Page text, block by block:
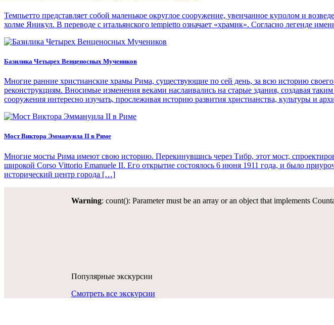
Темпьетто представляет собой маленькое округлое сооружение, увенчанное куполом и
холме Яникул. В переводе с итальянского tempietto означает «храмик». Согласно легенде
Базилика Четырех Венценосных Мучеников
Многие ранние христианские храмы Рима, существующие по сей день, за всю историю
реконструкциям. Вносимые изменения веками наслаивались на старые здания, создавая
сооружения интересно изучать, прослеживая историю развития христианства, культуры и
Мост Виктора Эммануила II в Риме
Многие мосты Рима имеют свою историю. Перекинувшись через Тибр, этот мост,
широкой Corso Vittorio Emanuele II. Его открытие состоялось 6 июня 1911 года, и было
исторический центр города […]
Warning: count(): Parameter must be an array or an object that implements
Популярные экскурсии
Смотреть все экскурсии